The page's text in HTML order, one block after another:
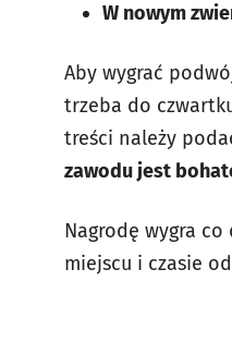
W nowym
Aby wygrać
trzeba do
treści należy
zawodu jest
Nagrodę wygra
miejscu i czasie